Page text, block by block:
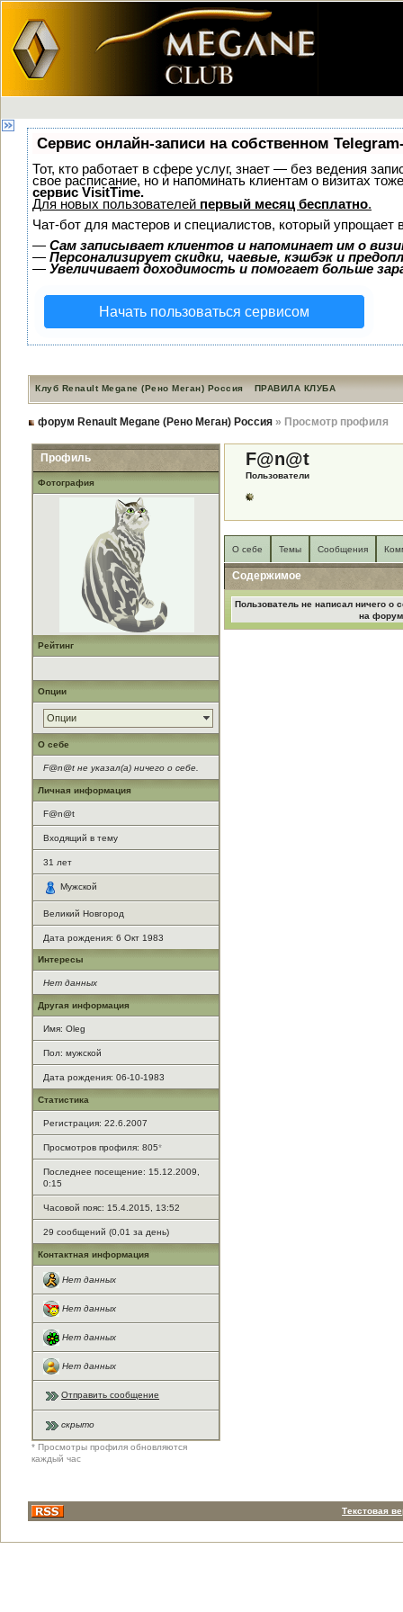
Сервис онлайн-записи на собственном
Тот, кто работает в сфере услуг, знает — без ведения
свое расписание, но и напоминать клиентам о визитах
сервис VisitTime.
Для новых пользователей первый месяц бесплатно.
Чат-бот для мастеров и специалистов, который упрощает
— Сам записывает клиентов и напоминает им о
— Персонализирует скидки, чаевые, кэшбэк и
— Увеличивает доходимость и помогает больше
Начать пользоваться сервисом
Клуб Renault Megane (Рено Меган) Россия ПРАВИЛА КЛУБА
форум Renault Megane (Рено Меган) Россия » Просмотр профиля
Профиль
Фотография
Рейтинг
Опции
Опции
О себе
F@n@t не указал(а) ничего о себе.
Личная информация
F@n@t
Входящий в тему
31 лет
Мужской
Великий Новгород
Дата рождения: 6 Окт 1983
Интересы
Нет данных
Другая информация
Имя: Oleg
Пол: мужской
Дата рождения: 06-10-1983
Статистика
Регистрация: 22.6.2007
Просмотров профиля: 805*
Последнее посещение: 15.12.2009,
0:15
Часовой пояс: 15.4.2015, 13:52
29 сообщений (0,01 за день)
Контактная информация
Нет данных
Нет данных
Нет данных
Нет данных
Отправить сообщение
скрыто
* Просмотры профиля обновляются
каждый час
F@n@t
Пользователи
О себе Темы Сообщения
Содержимое
Пользователь не написал ничего о
на
Текстовая